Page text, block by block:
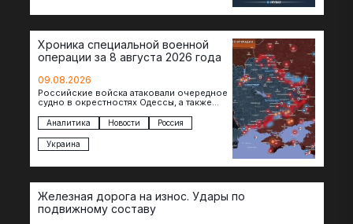
Хроника специальной военной
операции за 8 августа 2026 года
09.08.2026
Российские войска атаковали очередное
судно в окрестностях Одессы, а также
и Черниговской областях. В Сумской…
Аналитика Новости Россия
Украина
Железная дорога на износ. Удары по
подвижному составу